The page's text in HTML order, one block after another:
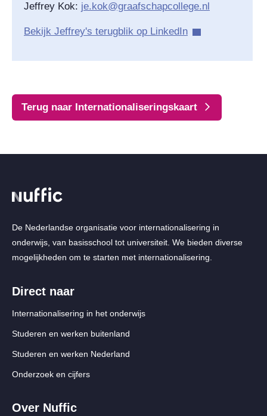
Jeffrey Kok: je.kok@graafschapcollege.nl
Bekijk Jeffrey's terugblik op LinkedIn
Terug naar Internationaliseringskaart
De Nederlandse organisatie voor internationalisering in
onderwijs, van basisschool tot universiteit. We bieden diverse
mogelijkheden om te starten met internationalisering.
Direct naar
Internationalisering in het onderwijs
Studeren en werken buitenland
Studeren en werken Nederland
Onderzoek en cijfers
Over Nuffic